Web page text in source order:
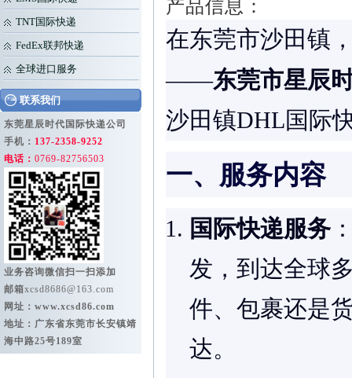
TNT国际快递
FedEx联邦快递
全球进口服务
联系我们
东莞星辰时代国际快递公司
手机： 137-2358-9252
电话： 0769-82756503
业务咨询微信扫一扫添加
邮箱xcsd8686@163.com
网址： www.xcsd86.com
地址：广东省东莞市长安镇靖
海中路25号189室
产品信息：
在东莞市沙田镇
——东莞市星辰
沙田镇DHL国际
一、服务内容
国际快递服务
发，到达全球
件、包裹还是
达。